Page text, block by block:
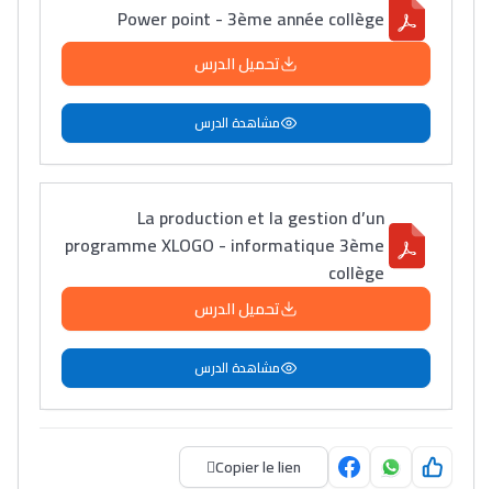
فمنظّمة دولية
مهنة التّرجمة، العمل
التّطوّعي، التّشبيك و
أشياء أخرى مع مامودو
سامورا
بطلة المغرب فالقفز
الطولي، ملاك البردع
كتحكي على تجربتها
فالرّياضة و الدّراسة
Power point - 3ème année collège
تحميل الدرس
مشاهدة الدرس
La production et la gestion d’un
programme XLOGO - informatique 3ème
collège
تحميل الدرس
مشاهدة الدرس
Copier le lien